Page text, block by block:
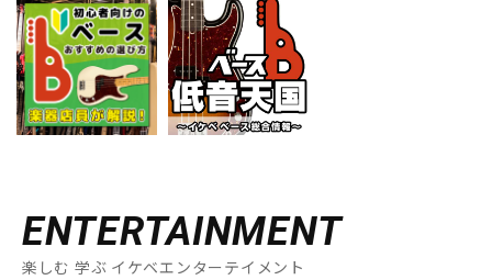
ENTERTAINMENT
楽しむ 学ぶ イケベエンターテイメント